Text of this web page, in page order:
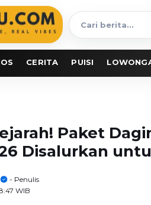
Cari
berita
CERITA PUISI
Paket
Disalurkan
- Penulis
WIB